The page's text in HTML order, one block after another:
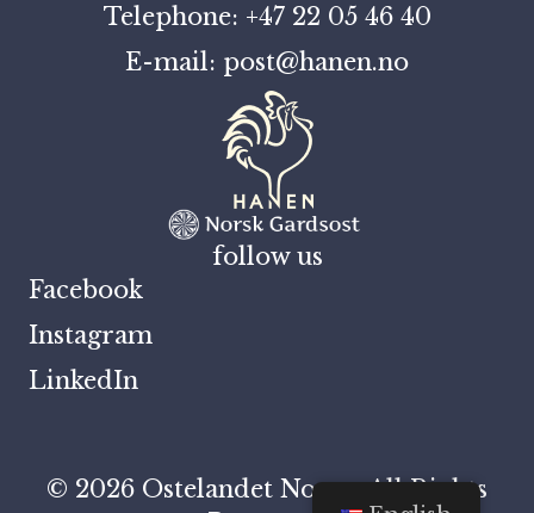
Telephone: +47 22 05 46 40
E-mail: post@hanen.no
follow us
Facebook
Instagram
LinkedIn
© 2026 Ostelandet Norge. All Rights